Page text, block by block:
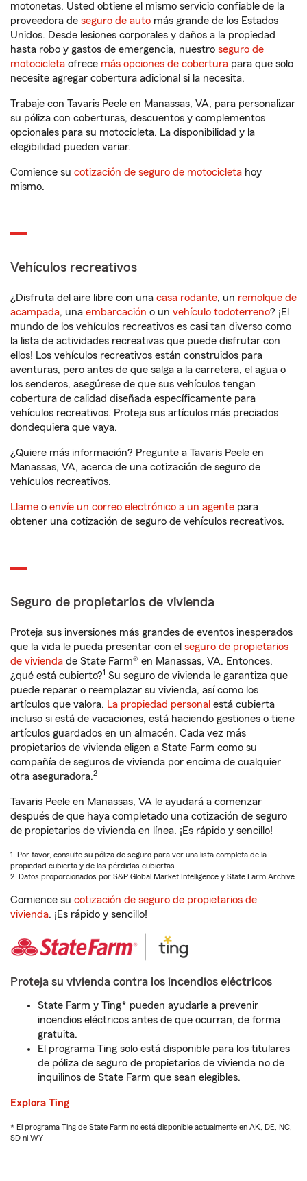
motonetas. Usted obtiene el mismo servicio confiable de la
proveedora de seguro de auto más grande de los Estados
Unidos. Desde lesiones corporales y daños a la propiedad
hasta robo y gastos de emergencia, nuestro seguro de
motocicleta ofrece más opciones de cobertura para que solo
necesite agregar cobertura adicional si la necesita.
Trabaje con Tavaris Peele en Manassas, VA, para personalizar
su póliza con coberturas, descuentos y complementos
opcionales para su motocicleta. La disponibilidad y la
elegibilidad pueden variar.
Comience su cotización de seguro de motocicleta hoy
mismo.
Vehículos recreativos
¿Disfruta del aire libre con una casa rodante, un remolque de
acampada, una embarcación o un vehículo todoterreno? ¡El
mundo de los vehículos recreativos es casi tan diverso como
la lista de actividades recreativas que puede disfrutar con
ellos! Los vehículos recreativos están construidos para
aventuras, pero antes de que salga a la carretera, el agua o
los senderos, asegúrese de que sus vehículos tengan
cobertura de calidad diseñada específicamente para
vehículos recreativos. Proteja sus artículos más preciados
dondequiera que vaya.
¿Quiere más información? Pregunte a Tavaris Peele en
Manassas, VA, acerca de una cotización de seguro de
vehículos recreativos.
Llame o envíe un correo electrónico a un agente para
obtener una cotización de seguro de vehículos recreativos.
Seguro de propietarios de vivienda
Proteja sus inversiones más grandes de eventos inesperados
que la vida le pueda presentar con el seguro de propietarios
de vivienda de State Farm® en Manassas, VA. Entonces,
¿qué está cubierto?1 Su seguro de vivienda le garantiza que
puede reparar o reemplazar su vivienda, así como los
artículos que valora. La propiedad personal está cubierta
incluso si está de vacaciones, está haciendo gestiones o tiene
artículos guardados en un almacén. Cada vez más
propietarios de vivienda eligen a State Farm como su
compañía de seguros de vivienda por encima de cualquier
otra aseguradora.2
Tavaris Peele en Manassas, VA le ayudará a comenzar
después de que haya completado una cotización de seguro
de propietarios de vivienda en línea. ¡Es rápido y sencillo!
1. Por favor, consulte su póliza de seguro para ver una lista completa de la
propiedad cubierta y de las pérdidas cubiertas.
2. Datos proporcionados por S&P Global Market Intelligence y State Farm Archive.
Comience su cotización de seguro de propietarios de
vivienda. ¡Es rápido y sencillo!
Proteja su vivienda contra los incendios eléctricos
State Farm y Ting* pueden ayudarle a prevenir
incendios eléctricos antes de que ocurran, de forma
gratuita.
El programa Ting solo está disponible para los titulares
de póliza de seguro de propietarios de vivienda no de
inquilinos de State Farm que sean elegibles.
Explora Ting
* El programa Ting de State Farm no está disponible actualmente en AK, DE, NC,
SD ni WY